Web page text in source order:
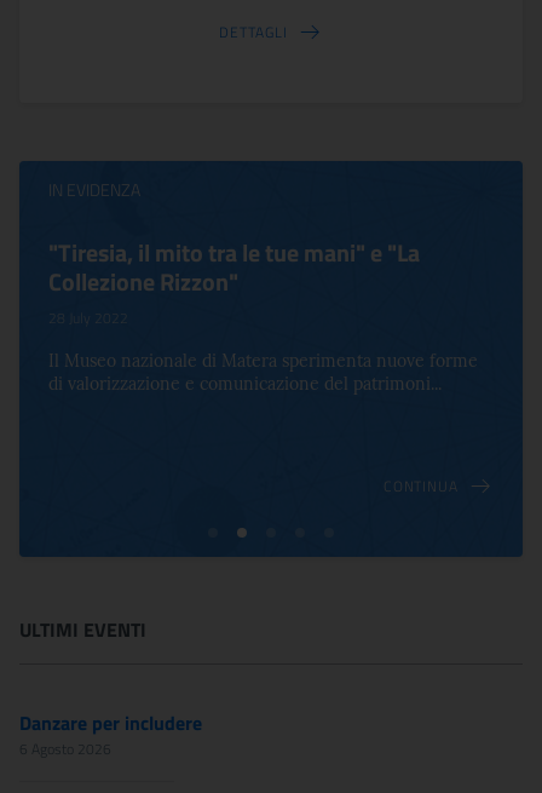
DETTAGLI
IN EVIDENZA
"Tiresia, il mito tra le tue mani" e "La
Collezione Rizzon"
28 July 2022
Il Museo nazionale di Matera sperimenta nuove forme
di valorizzazione e comunicazione del patrimoni...
CONTINUA
ULTIMI EVENTI
Danzare per includere
6 Agosto 2026